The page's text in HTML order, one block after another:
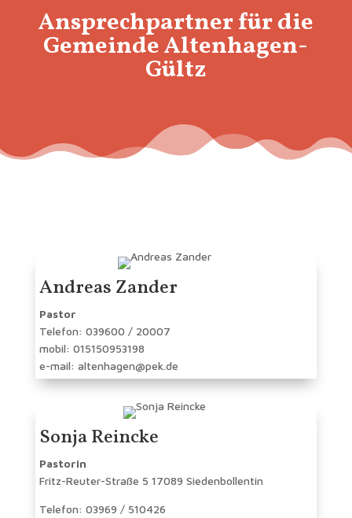
Ansprechpartner für die
Gemeinde Altenhagen-
Gültz
Andreas Zander
Pastor
Telefon: 039600 / 20007
mobil: 015150953198
e-mail: altenhagen@pek.de
Sonja Reincke
Pastorin
Fritz-Reuter-Straße 5 17089 Siedenbollentin
Telefon: 03969 / 510426